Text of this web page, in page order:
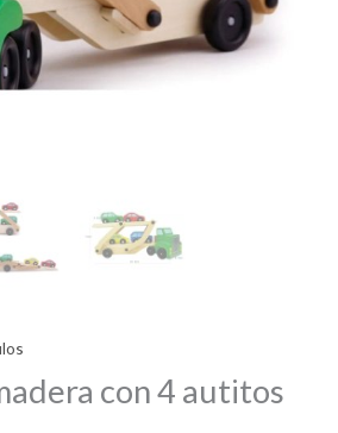
con 4 autitos